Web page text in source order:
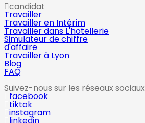
candidat
Travailler
Travailler en Intérim
Travailler dans L'hotellerie
Simulateur de chiffre
d'affaire
Travailler à Lyon
Blog
FAQ
Suivez-nous sur les réseaux sociaux
facebook
tiktok
instagram